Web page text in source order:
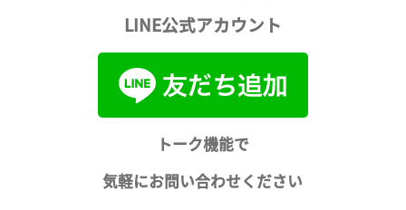
LINE公式アカウント
トーク機能で
気軽にお問い合わせください